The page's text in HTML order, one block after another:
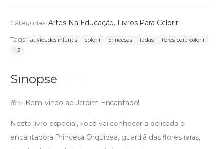
Categorias: Artes Na Educação, Livros Para Colorir
Tags: atividades infantis colorir princesas fadas
flores para colorir
+3
Sinopse
🌸✨ Bem-vindo ao Jardim Encantado!
Neste livro especial, você vai conhecer a delicada e
encantadora Princesa Orquídea, guardiã das flores raras,